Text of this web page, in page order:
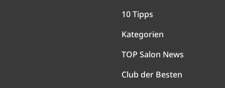
10 Tipps
Kategorien
TOP Salon News
Club der Besten